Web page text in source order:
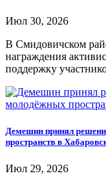
Июл 30, 2026
В Смидовичском
награждения
поддержку
Демешин принял
пространств в
Июл 29, 2026